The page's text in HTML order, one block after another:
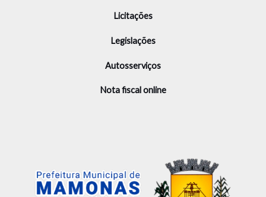
Licitações
Legislações
Autosserviços
Nota fiscal online